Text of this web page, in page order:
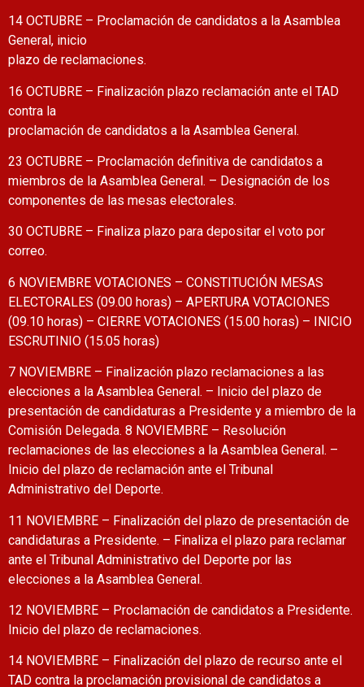
14 OCTUBRE – Proclamación de candidatos a la Asamblea
General, inicio
plazo de reclamaciones.
16 OCTUBRE – Finalización plazo reclamación ante el TAD
contra la
proclamación de candidatos a la Asamblea General.
23 OCTUBRE – Proclamación definitiva de candidatos a
miembros de la Asamblea General. – Designación de los
componentes de las mesas electorales.
30 OCTUBRE – Finaliza plazo para depositar el voto por
correo.
6 NOVIEMBRE VOTACIONES – CONSTITUCIÓN MESAS
ELECTORALES (09.00 horas) – APERTURA VOTACIONES
(09.10 horas) – CIERRE VOTACIONES (15.00 horas) – INICIO
ESCRUTINIO (15.05 horas)
7 NOVIEMBRE – Finalización plazo reclamaciones a las
elecciones a la Asamblea General. – Inicio del plazo de
presentación de candidaturas a Presidente y a miembro de la
Comisión Delegada. 8 NOVIEMBRE – Resolución
reclamaciones de las elecciones a la Asamblea General. –
Inicio del plazo de reclamación ante el Tribunal
Administrativo del Deporte.
11 NOVIEMBRE – Finalización del plazo de presentación de
candidaturas a Presidente. – Finaliza el plazo para reclamar
ante el Tribunal Administrativo del Deporte por las
elecciones a la Asamblea General.
12 NOVIEMBRE – Proclamación de candidatos a Presidente.
Inicio del plazo de reclamaciones.
14 NOVIEMBRE – Finalización del plazo de recurso ante el
TAD contra la proclamación provisional de candidatos a